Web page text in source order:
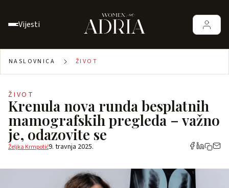
Vijesti
NASLOVNICA ŽIVOT
ŽIVOT
Krenula nova runda besplatnih
mamografskih pregleda – važno
je, odazovite se
Željka Krmpotić9. travnja 2025.